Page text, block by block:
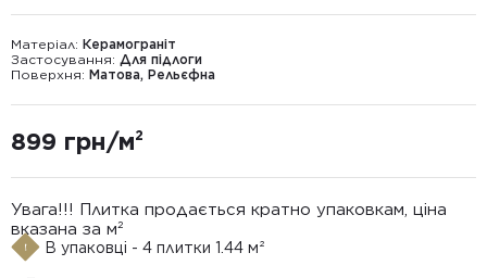
Матеріал: Керамограніт
Застосування: Для підлоги
Поверхня: Матова, Рельєфна
899 грн/м²
Увага!!! Плитка продається кратно упаковкам, ціна
вказана за м²
В упаковці - 4 плитки 1.44 м²